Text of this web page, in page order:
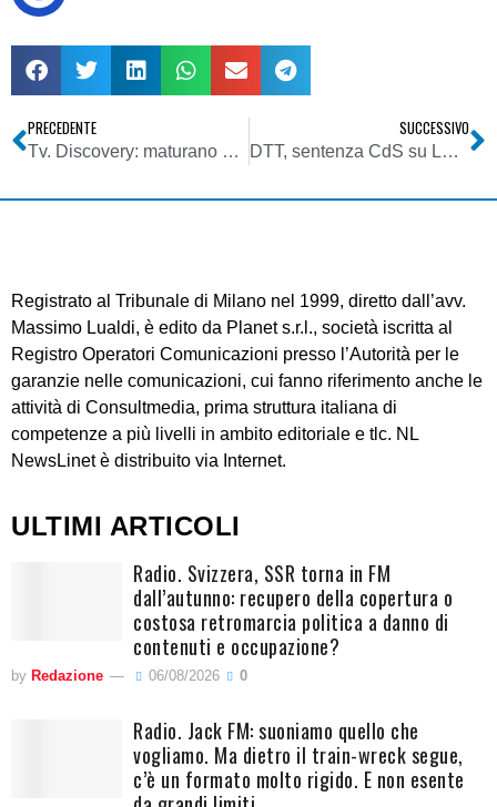
PRECEDENTE
Tv. Discovery: maturano palinsesti, cresce pubblicità (su del 30%)
SUCCESSIVO
DTT, sentenza CdS su LCN. La decisione spiazza il mercato e spaventa chi vuole investire in Italia
Registrato al Tribunale di Milano nel 1999, diretto dall’avv.
Massimo Lualdi, è edito da Planet s.r.l., società iscritta al
Registro Operatori Comunicazioni presso l’Autorità per le
garanzie nelle comunicazioni, cui fanno riferimento anche le
attività di Consultmedia, prima struttura italiana di
competenze a più livelli in ambito editoriale e tlc. NL
NewsLinet è distribuito via Internet.
ULTIMI ARTICOLI
Radio. Svizzera, SSR torna in FM
dall’autunno: recupero della copertura o
costosa retromarcia politica a danno di
contenuti e occupazione?
by Redazione 06/08/2026 0
Radio. Jack FM: suoniamo quello che
vogliamo. Ma dietro il train-wreck segue,
c’è un formato molto rigido. E non esente